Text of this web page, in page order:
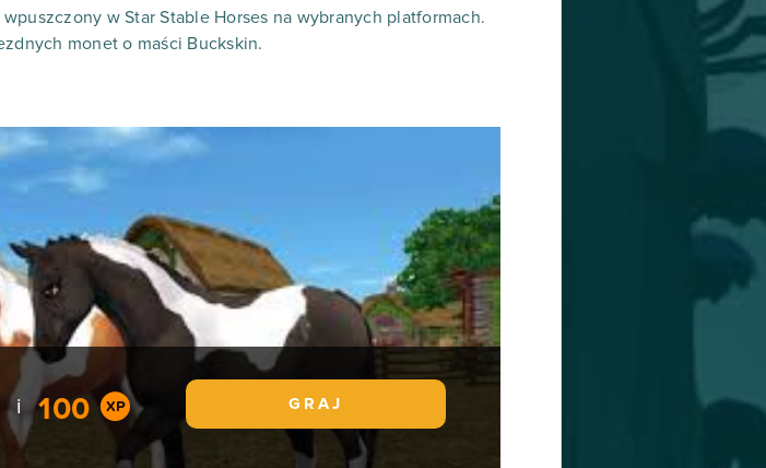
w Star Stable Horses na wybranych platformach.
monet o maści Buckskin.
i 100 GRAJ